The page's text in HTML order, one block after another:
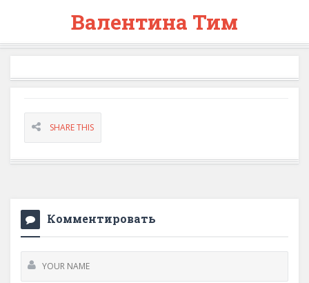
Валентина Тим
SHARE THIS
Комментировать